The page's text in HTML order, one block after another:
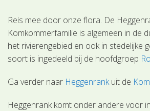
Reis mee door onze flora. De
Komkommerfamilie is algemeen in de
het rivierengebied en ook in stedelijke
soort is ingedeeld bij de hoofdgroep
Ga verder naar Heggenrankuit de
Heggenrank komt onder andere voor